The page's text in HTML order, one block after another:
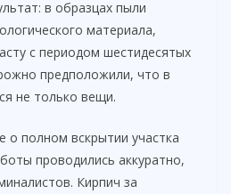
в образцах пыли
материала,
с периодом шестидесятых
предположили, что в
не только вещи.
о полном вскрытии участка
проводились аккуратно,
Кирпич за